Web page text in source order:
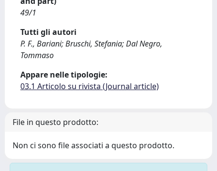
49/1
Tutti gli autori
P. F., Bariani; Bruschi, Stefania; Dal Negro,
Tommaso
Appare nelle tipologie:
03.1 Articolo su rivista (Journal article)
File in questo prodotto:
Non ci sono file associati a questo prodotto.